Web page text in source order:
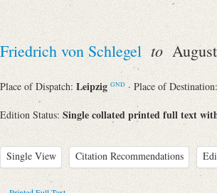
Friedrich von Schlegel to
Place of Dispatch: Leipzig GND · Place of Destination:
Edition Status: Single collated printed full text
Single View Citation Recommendations